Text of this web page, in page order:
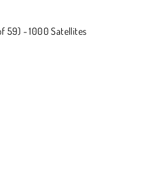
59) - 1000 Satellites